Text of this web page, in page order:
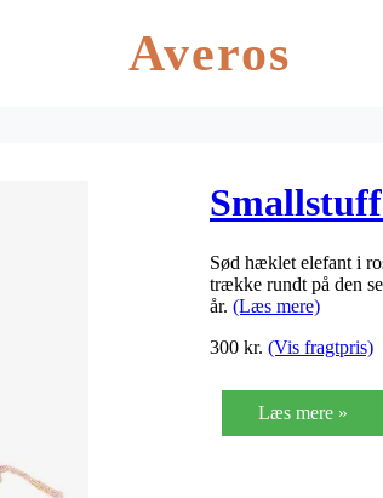
Averos
Sød hæklet elefant i
trække rundt på den
år. (Læs mere)
300 kr. (Vis fragtpris)
Læs mere »